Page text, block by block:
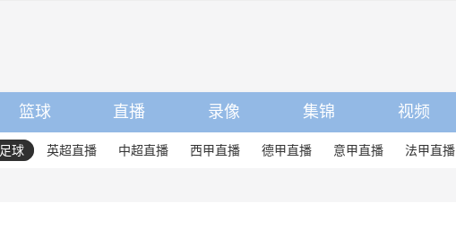
篮球 直播 录像 集锦 视频
足球 英超直播 中超直播 西甲直播 德甲直播 意甲直播 法甲直播